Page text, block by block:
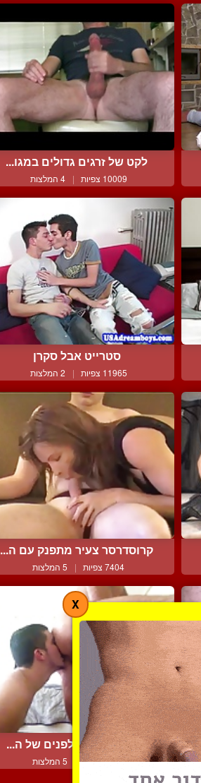
לקט של זרגים גדולים במגו...
10009 צפיות | 4 המלצות
סטרייט אבל סקרן
11965 צפיות | 2 המלצות
קרוסדרסר צעיר מתפנק עם ה...
7404 צפיות | 5 המלצות
רימינג וגמירה לפנים של ה...
9017 צפיות | 5 המלצות
X